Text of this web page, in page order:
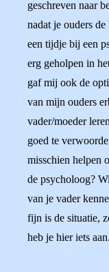
geschreven naar
nadat je ouders
een tijdje bij een
erg geholpen in
gaf mij ook de
van mijn ouders
vader/moeder
goed te
misschien helpen
de psycholoog?
van je vader
fijn is de situatie,
heb je hier iets